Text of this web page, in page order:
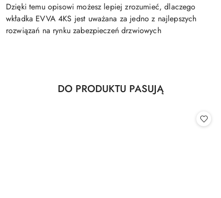
Dzięki temu opisowi możesz lepiej zrozumieć, dlaczego
wkładka EVVA 4KS jest uważana za jedno z najlepszych
rozwiązań na rynku zabezpieczeń drzwiowych
Pomiń karuzelę produktów
Produkty
DO PRODUKTU PASUJĄ